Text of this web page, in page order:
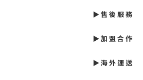
► 售 後 服 務
► 加 盟 合 作
► 海 外 運 送